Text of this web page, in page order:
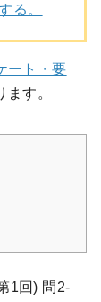
る。
ート・要
す。
1回) 問2-